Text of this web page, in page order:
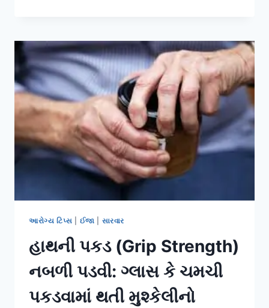
વખતે
કમર
અને
ઘૂંટણને
ઇજાથી
કેવી
રીતે
બચાવવા?
આરોગ્ય ટિપ્સ ઈજા સારવાર
હાથની પકડ (Grip Strength)
નબળી પડવી: ગ્લાસ કે ચમચી
પકડવામાં થતી મુશ્કેલીનો